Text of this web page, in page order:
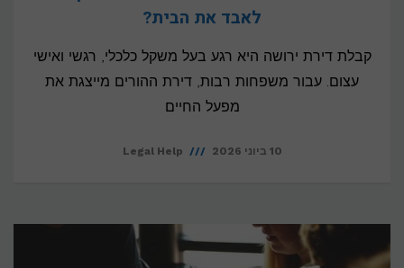
לאבד את הבית?
קבלת דירת ירושה היא רגע בעל משקל כלכלי, רגשי ואישי
עצום. עבור משפחות רבות, דירת ההורים מייצגת את
מפעל החיים
10 ביוני 2026 Legal Help